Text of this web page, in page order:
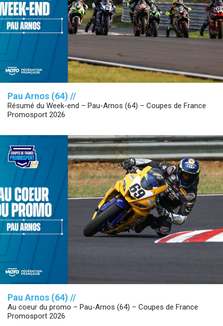
Pau Arnos (64) //
Résumé du Week-end – Pau-Arnos (64) – Coupes de France
Promosport 2026
Pau Arnos (64) //
Au coeur du promo – Pau-Arnos (64) – Coupes de France
Promosport 2026